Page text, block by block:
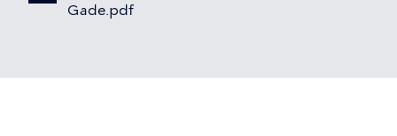
Gade.pdf